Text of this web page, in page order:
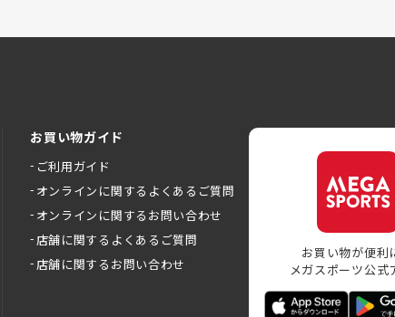
お買い物ガイド
ご利用ガイド
オンラインに関するよくあるご質問
オンラインに関するお問い合わせ
店舗に関するよくあるご質問
店舗に関するお問い合わせ
お買い物が便利
メガスポーツ公式